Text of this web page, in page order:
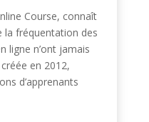
Course, connaît
la fréquentation des
ligne n’ont jamais
en 2012,
d’apprenants